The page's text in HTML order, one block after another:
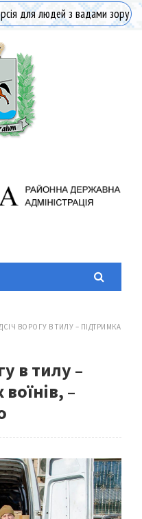
для людей з вадами зору
ВОРОГУ В ТИЛУ – ПІДТРИМКА
в тилу –
–